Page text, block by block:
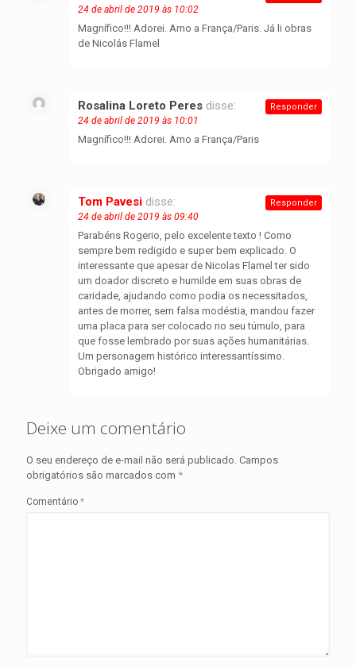
24 de abril de 2019 às 10:02
Magnífico!!! Adorei. Amo a França/Paris. Já li obras
de Nicolás Flamel
Rosalina Loreto Peres disse:
24 de abril de 2019 às 10:01
Magnífico!!! Adorei. Amo a França/Paris
Responder
Tom Pavesi disse:
24 de abril de 2019 às 09:40
Parabéns Rogerio, pelo excelente texto ! Como
sempre bem redigido e super bem explicado. O
interessante que apesar de Nicolas Flamel ter sido
um doador discreto e humilde em suas obras de
caridade, ajudando como podia os necessitados,
antes de morrer, sem falsa modéstia, mandou fazer
uma placa para ser colocado no seu túmulo, para
que fosse lembrado por suas ações humanitárias.
Um personagem histórico interessantíssimo.
Obrigado amigo!
Responder
Deixe um comentário
O seu endereço de e-mail não será publicado. Campos
obrigatórios são marcados com *
Comentário *